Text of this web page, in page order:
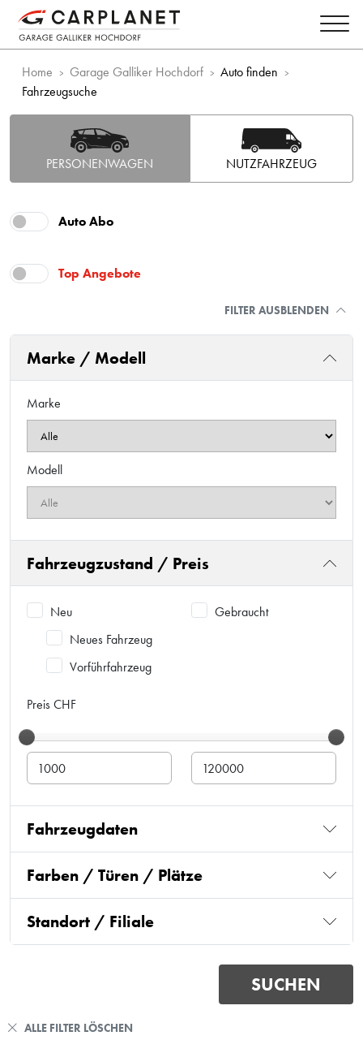
Home Garage Galliker Hochdorf
Auto finden
Fahrzeugsuche
PERSONENWAGEN NUTZFAHRZEUG
Auto Abo
Top Angebote
FILTER AUSBLENDEN
Marke / Modell
Marke
Modell
Fahrzeugzustand / Preis
Neu
Neues Fahrzeug
Vorführfahrzeug
Gebraucht
Preis CHF
Fahrzeugdaten
Farben / Türen / Plätze
Standort / Filiale
ALLE FILTER LÖSCHEN